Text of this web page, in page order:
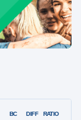
BC DIFF RATIO